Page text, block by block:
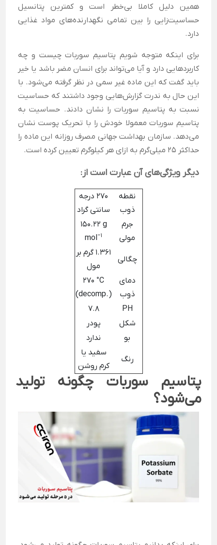
همین دلیل کاملا بی‌خطر است و کمترین پتانسیل
حساسیت‌زایی را بین تمامی نگهدارنده‌های مواد غذایی
دارد.
برای اینکه متوجه شویم پتاسیم سوربات چیست و چه
کاربرد‌هایی دارد و آیا می‌تواند برای انسان مضر باشد یا خیر
باید گفت که این ماده غیر سمی در نظر گرفته می‌شود. با
این حال به ندرت گزارش‌هایی وجود داشتند که حساسیت
نسبت به پتاسیم سوربات را نشان دادند. حساسیت به
پتاسیم سوربات معمولا خودش را با تحریک پوست نشان
می‌دهد. سازمان بهداشت جهانی مصرف روزانه این ماده را
حداکثر 25 میلی‌گرم به ازای هر کیلوگرم تعیین کرده است.
دیگر ویژگی‌های آن عبارت است از:
نقطه
ذوب
270 درجه
سانتی گراد
جرم
مولی
150.22 g
mol−1
چگالی
1.361 گرم بر
مول
دمای
ذوب
270 °C
(decomp.)
PH
7.8
شکل
پودر
بو
ندارد
رنگ
سفید یا
کرم روشن
پتاسیم سوربات چگونه تولید
می‌شود؟